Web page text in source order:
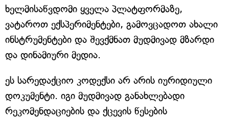
ხელმისაწვდომი ყველა პლატფორმაზე,
ვატაროთ ექსპერიმენტები, გამოვცადოთ ახალი
ინსტრუმენტები და შევქმნათ მუდმივად მზარდი
და დინამიური მედია.
ეს სარედაქციო კოდექსი არ არის იურიდიული
დოკუმენტი. იგი მუდმივად განახლებადი
რეკომენდაციების და ქცევის წესების